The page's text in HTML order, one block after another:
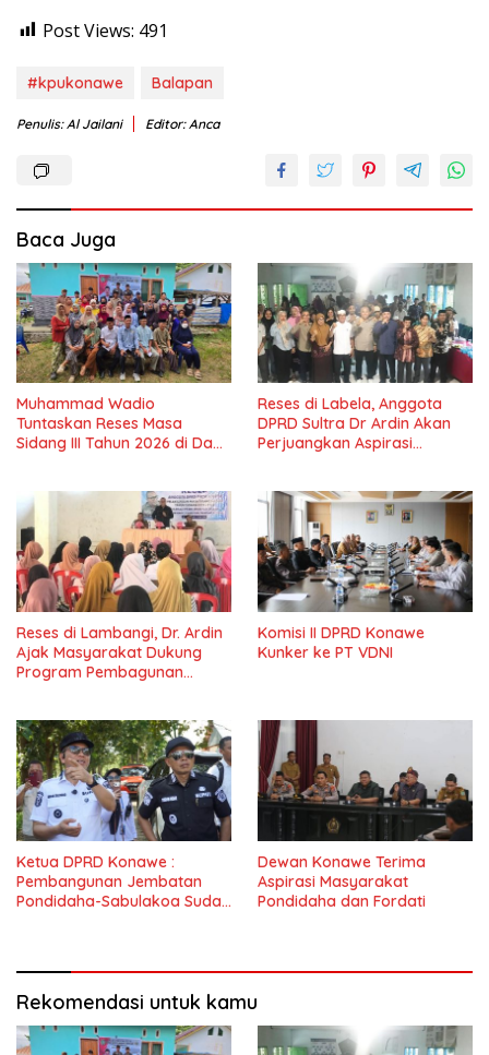
Post Views: 491
#kpukonawe Balapan
Penulis: Al Jailani Editor: Anca
Baca Juga
Muhammad Wadio
Tuntaskan Reses Masa
Sidang III Tahun 2026 di Dapil
Reses di Labela, Anggota
DPRD Sultra Dr Ardin Akan
Perjuangkan Aspirasi
Reses di Lambangi, Dr. Ardin
Ajak Masyarakat Dukung
Program Pembagunan
Komisi II DPRD Konawe
Kunker ke PT VDNI
Ketua DPRD Konawe :
Pembangunan Jembatan
Pondidaha-Sabulakoa Sudah
Dewan Konawe Terima
Aspirasi Masyarakat
Pondidaha dan Fordati
Rekomendasi untuk kamu